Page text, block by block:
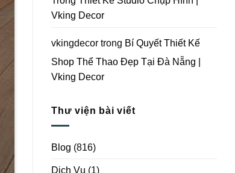
Vking Decor
vkingdecor trong Bí Quyết Thiết Kế
Shop Thể Thao Đẹp Tại Đà Nẵng |
Vking Decor
Thư viện bài viết
Blog (816)
Dịch Vụ (1)